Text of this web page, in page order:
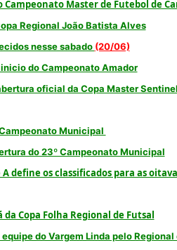
Master de Futebol de
Regional João Batista Alves
nesse sabado (20/06)
do Campeonato Amador
oficial da Copa Master
Municipal
do 23º Campeonato Municipal
define os classificados para as
Copa Folha Regional de Futsal
do Vargem Linda pelo